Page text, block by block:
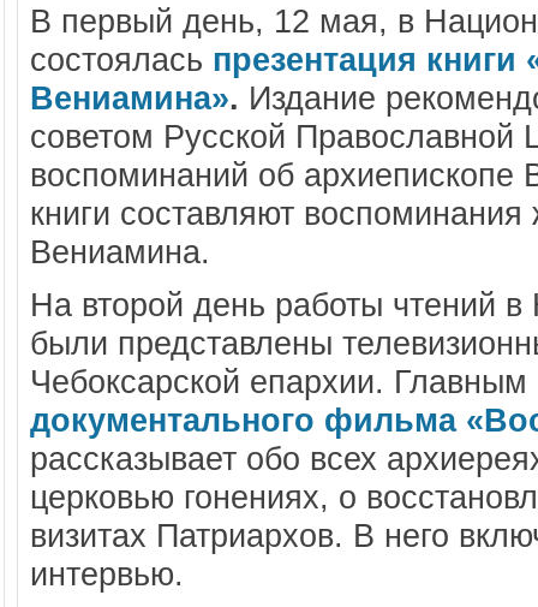
В первый день, 12 мая, в
состоялась презентация
Вениамина». Издание
советом Русской Православной
воспоминаний об
книги составляют
Вениамина.
На второй день работы чтений
были представлены
Чебоксарской епархии.
документального фильма
рассказывает обо всех
церковью гонениях, о
визитах Патриархов. В него
интервью.